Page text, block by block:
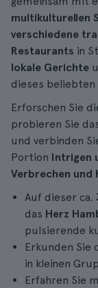
multikulturellen
verschiedene
Restaurants in
lokale Gerichte
dieses beliebten
Erforschen Sie
probieren Sie
und verbinden
Portion Intrigen
Verbrechen und
Auf dieser ca.
das Herz
pulsierende
Erkunden Sie
in kleinen
Erfahren Sie